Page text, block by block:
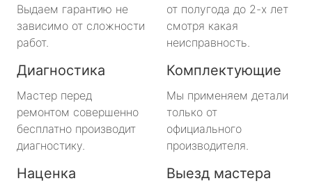
Выдаем гарантию не
зависимо от сложности
работ.
от полугода до 2-х лет
смотря какая
неисправность.
Диагностика
Мастер перед
ремонтом совершенно
бесплатно производит
диагностику.
Комплектующие
Мы применяем детали
только от
официального
производителя.
Наценка Выезд мастера